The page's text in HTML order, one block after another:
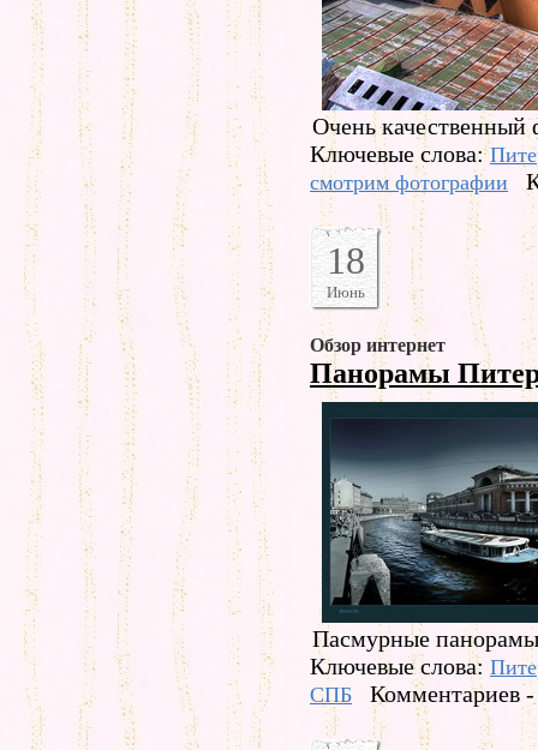
Очень
Ключевые слова:
смотрим фотографии
18
Июнь
Обзор интернет
Панорамы
Пасмурные
Ключевые слова:
СПБ
Комментариев